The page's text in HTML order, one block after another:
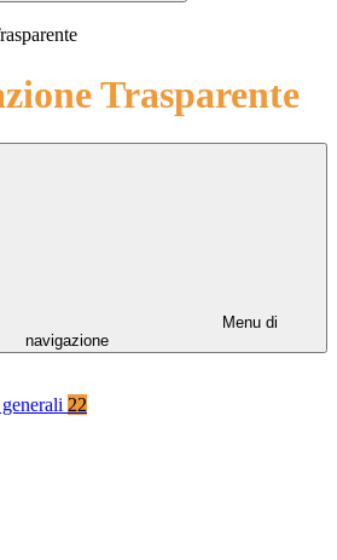
Trasparente
Menu di
navigazione
22